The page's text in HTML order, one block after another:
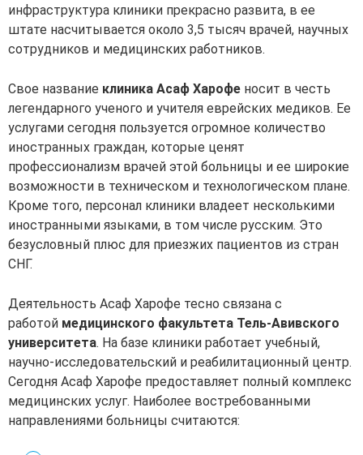
инфраструктура клиники прекрасно развита, в ее
штате насчитывается около 3,5 тысяч врачей, научных
сотрудников и медицинских работников.
Свое название клиника Асаф Харофе носит в честь
легендарного ученого и учителя еврейских медиков. Ее
услугами сегодня пользуется огромное количество
иностранных граждан, которые ценят
профессионализм врачей этой больницы и ее широкие
возможности в техническом и технологическом плане.
Кроме того, персонал клиники владеет несколькими
иностранными языками, в том числе русским. Это
безусловный плюс для приезжих пациентов из стран
СНГ.
Деятельность Асаф Харофе тесно связана с
работой медицинского факультета Тель-Авивского
университета. На базе клиники работает учебный,
научно-исследовательский и реабилитационный центр.
Сегодня Асаф Харофе предоставляет полный комплекс
медицинских услуг. Наиболее востребованными
направлениями больницы считаются: